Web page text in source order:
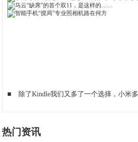
■ 除了Kindle我们又多了一个选择，小米
热门资讯